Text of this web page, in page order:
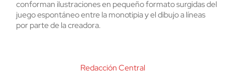
conforman ilustraciones en pequeño formato surgidas del
juego espontáneo entre la monotipia y el dibujo a líneas
por parte de la creadora.
Redacción Central